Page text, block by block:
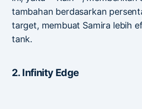
tambahan berdasarkan
target, membuat Samira lebih
tank.
2. Infinity Edge